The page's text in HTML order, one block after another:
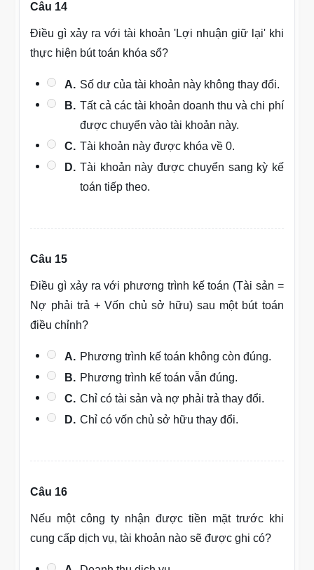
Câu 14
Điều gì xảy ra với tài khoản 'Lợi nhuận giữ lại' khi
thực hiện bút toán khóa sổ?
A. Số dư của tài khoản này không thay đổi.
B. Tất cả các tài khoản doanh thu và chi phí
được chuyển vào tài khoản này.
C. Tài khoản này được khóa về 0.
D. Tài khoản này được chuyển sang kỳ kế
toán tiếp theo.
Câu 15
Điều gì xảy ra với phương trình kế toán (Tài sản =
Nợ phải trả + Vốn chủ sở hữu) sau một bút toán
điều chỉnh?
A. Phương trình kế toán không còn đúng.
B. Phương trình kế toán vẫn đúng.
C. Chỉ có tài sản và nợ phải trả thay đổi.
D. Chỉ có vốn chủ sở hữu thay đổi.
Câu 16
Nếu một công ty nhận được tiền mặt trước khi
cung cấp dịch vụ, tài khoản nào sẽ được ghi có?